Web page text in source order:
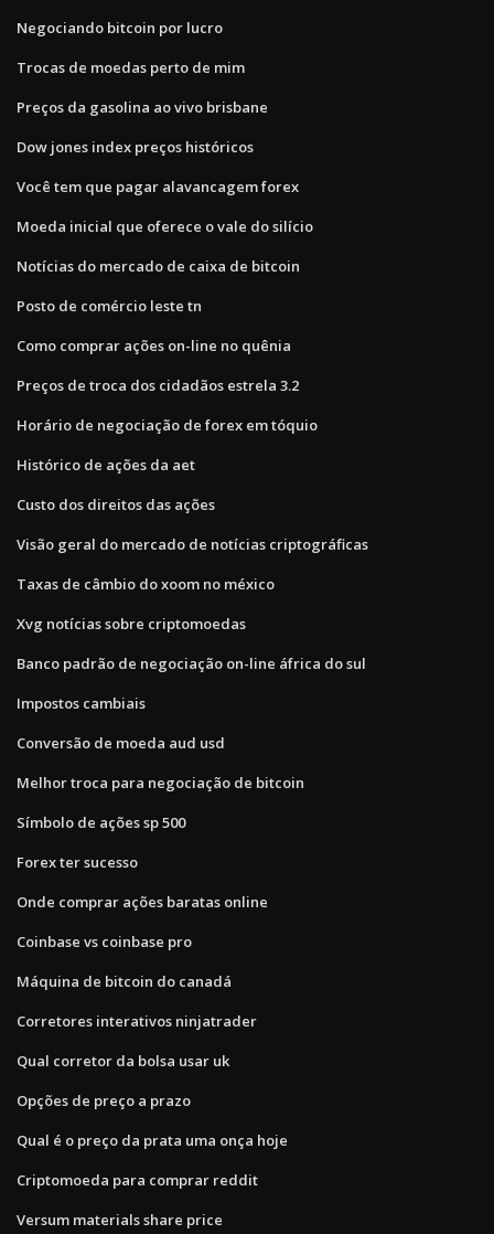
Negociando bitcoin por lucro
Trocas de moedas perto de mim
Preços da gasolina ao vivo brisbane
Dow jones index preços históricos
Você tem que pagar alavancagem forex
Moeda inicial que oferece o vale do silício
Notícias do mercado de caixa de bitcoin
Posto de comércio leste tn
Como comprar ações on-line no quênia
Preços de troca dos cidadãos estrela 3.2
Horário de negociação de forex em tóquio
Histórico de ações da aet
Custo dos direitos das ações
Visão geral do mercado de notícias criptográficas
Taxas de câmbio do xoom no méxico
Xvg notícias sobre criptomoedas
Banco padrão de negociação on-line áfrica do sul
Impostos cambiais
Conversão de moeda aud usd
Melhor troca para negociação de bitcoin
Símbolo de ações sp 500
Forex ter sucesso
Onde comprar ações baratas online
Coinbase vs coinbase pro
Máquina de bitcoin do canadá
Corretores interativos ninjatrader
Qual corretor da bolsa usar uk
Opções de preço a prazo
Qual é o preço da prata uma onça hoje
Criptomoeda para comprar reddit
Versum materials share price